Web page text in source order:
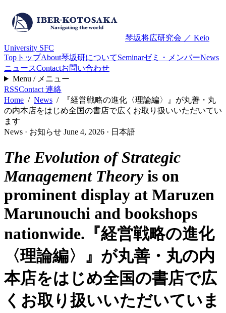
琴坂将広研究会 ／ Keio
University SFC
Top トップAbout琴坂研についてSeminarゼミ・メンバーNews
ニュースContactお問い合わせ
Menu / メニュー
RSSContact 連絡
Home / News /
『経営戦略の進化〈理論編〉』が丸善・丸
の内本店をはじめ全国の書店で広くお取り扱いいただいてい
ます
News · お知らせ June 4, 2026 · 日本語
The Evolution of Strategic
Management Theoryis on
prominent display at Maruzen
Marunouchi and bookshops
nationwide. 『経営戦略の進化
〈理論編〉』が丸善・丸の内
本店をはじめ全国の書店で広
くお取り扱いいただいていま